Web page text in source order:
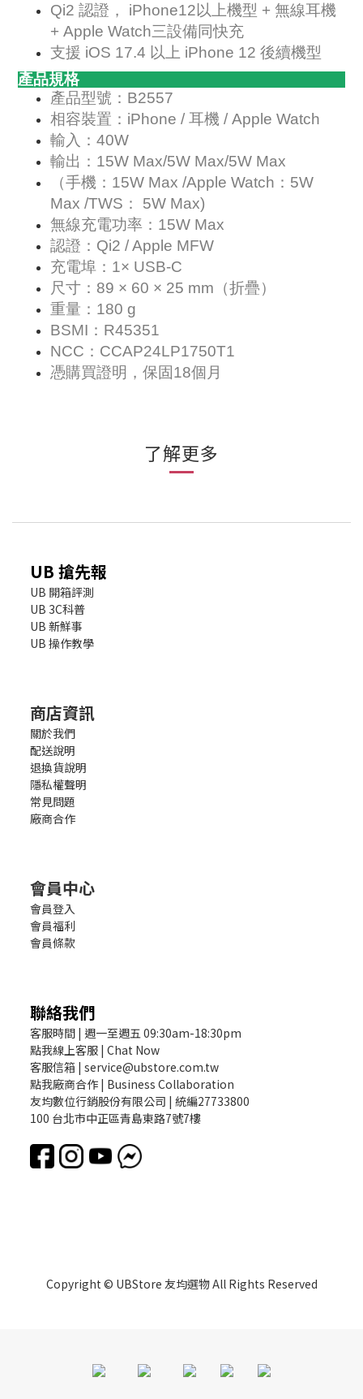
Qi2 認證， iPhone12以上機型 + 無線耳機
+ Apple Watch三設備同快充
支援 iOS 17.4 以上 iPhone 12 後續機型
產品規格
產品型號：B2557
相容裝置：iPhone / 耳機 / Apple Watch
輸入：40W
輸出：15W Max/5W Max/5W Max
（手機：15W Max /Apple Watch：5W
Max /TWS： 5W Max)
無線充電功率：15W Max
認證：Qi2 / Apple MFW
充電埠：1× USB-C
尺寸：89 × 60 × 25 mm（折疊）
重量：180 g
BSMI：R45351
NCC：CCAP24LP1750T1
憑購買證明，保固18個月
了解更多
UB 搶先報
UB 開箱評測
UB 3C科普
UB 新鮮事
UB 操作教學
商店資訊
關於我們
配送說明
退換貨說明
隱私權聲明
常見問題
廠商合作
會員中心
會員登入
會員福利
會員條款
聯絡我們
客服時間 | 週一至週五 09:30am-18:30pm
點我線上客服 | Chat Now
客服信箱 | service@ubstore.com.tw
點我廠商合作 | Business Collaboration
友均數位行銷股份有限公司 | 統編27733800
100 台北市中正區青島東路7號7樓
Copyright © UBStore 友均選物 All Rights Reserved